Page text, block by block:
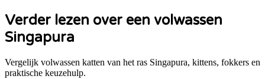
Verder lezen over een volwassen
Singapura
Vergelijk volwassen katten van het ras Singapura, kittens, fokkers en
praktische keuzehulp.